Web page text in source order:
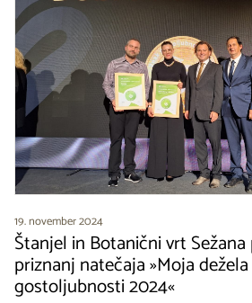
19. november 2024
Štanjel in Botanični vrt
priznanj natečaja »Moja
gostoljubnosti 2024«